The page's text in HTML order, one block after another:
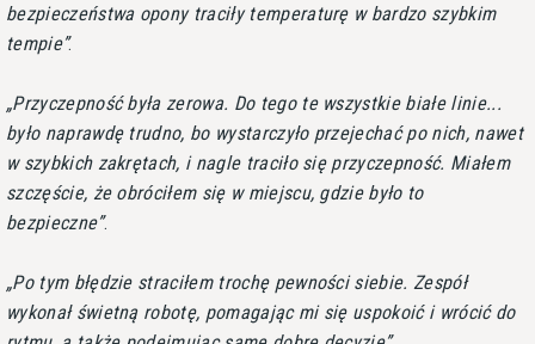
bezpieczeństwa opony traciły temperaturę w bardzo szybkim
tempie .
Przyczepność była zerowa. Do tego te wszystkie białe linie...
było naprawdę trudno, bo wystarczyło przejechać po nich, nawet
w szybkich zakrętach, i nagle traciło się przyczepność. Miałem
szczęście, że obróciłem się w miejscu, gdzie było to
bezpieczne .
Po tym błędzie straciłem trochę pewności siebie. Zespół
wykonał świetną robotę, pomagając mi się uspokoić i wrócić do